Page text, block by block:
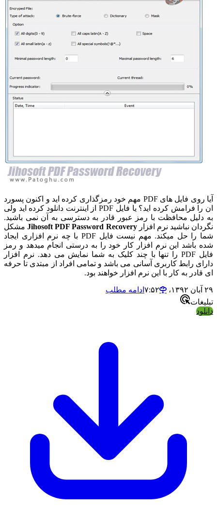
آیا روی فایل های PDF مهم خود رمزگذاری کرده اید و اکنون پسورد
ان را فرامش کرده اید؟ یا فایل PDF از اینترنت دانلود کرده اید ولی
دلیل محافظت با رمز عبور قادر به دسترسی به آن نمی باشید.
نباشید نرم افزارJihosoft PDF Password Recoveryمشکل
شما را حل میکند. مهم نیست فایل PDF با چه نرم افزاری ایجاد
باشد این نرم افزار کار خود را به درستی انجام میدهد و رمز
فایل PDF را تنها با چند کلیک به شما نمایش می دهد. نرم افزار
رابط کاربری آسانی می باشد و تمامی افراد از مبتدی تا حرفه
قادر به کار با این نرم افزار خواهند بود.
۱۳۹۲،‏ ۷:۵۲
ادامه مطلب